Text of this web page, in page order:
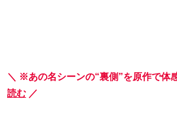
＼ ※あの名シーンの“裏側”を原作で体
読む ／